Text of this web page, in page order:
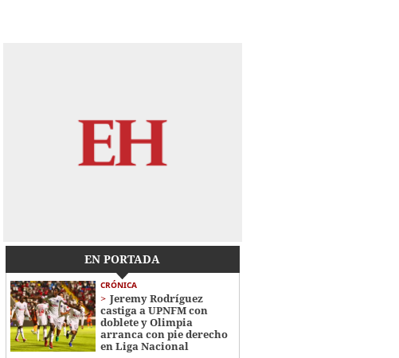
EN PORTADA
CRÓNICA
Jeremy Rodríguez
castiga a UPNFM con
doblete y Olimpia
arranca con pie derecho
en Liga Nacional